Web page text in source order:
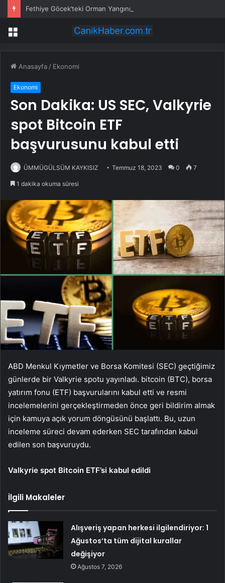
Menü
Anasayfa / Ekonomi
Ekonomi
Son Dakika: US SEC, Valkyrie
spot Bitcoin ETF
başvurusunu kabul etti
ÜMMÜGÜLSÜM KAYKISIZ Temmuz 18, 2023 0 7
1 dakika okuma süresi
ABD Menkul Kıymetler ve Borsa Komitesi (SEC) geçtiğimiz
günlerde bir Valkyrie spotu yayınladı. bitcoin (BTC), borsa
yatırım fonu (ETF) başvurularını kabul etti ve resmi
incelemelerini gerçekleştirmeden önce geri bildirim almak
için kamuya açık yorum döngüsünü başlattı. Bu, uzun
inceleme süreci devam ederken SEC tarafından kabul
edilen son başvuruydu.
Valkyrie spot Bitcoin ETF’si kabul edildi
İlgili Makaleler
Alışveriş yapan herkesi ilgilendiriyor: 1
Ağustos’ta tüm dijital kurallar
değişiyor
Ağustos 7, 2026